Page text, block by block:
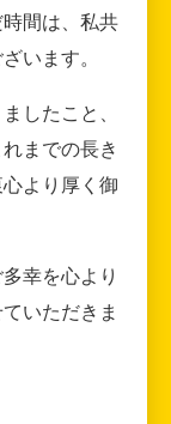
間は、私共
います。
したこと、
までの長き
より厚く御
幸を心より
いただきま